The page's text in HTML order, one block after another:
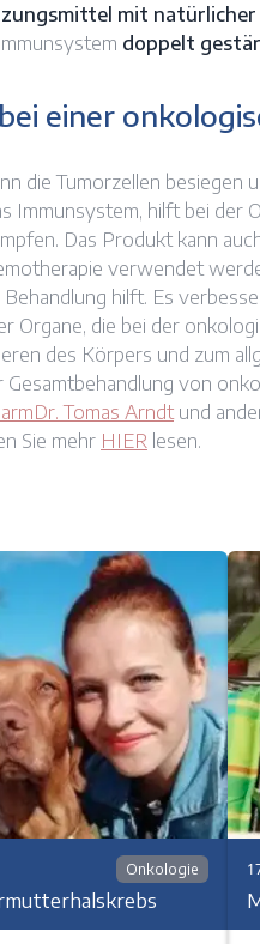
mit natürlicher
doppelt
einer
die Tumorzellen besiegen
Immunsystem, hilft bei der
Das Produkt kann
verwendet
hilft. Es
Organe, die bei der
des Körpers und zum
Gesamtbehandlung von
Tomas Arndt und
Sie mehr HIER lesen.
Onkologie